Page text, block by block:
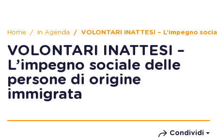
Home In Agenda VOLONTARI INATTESI – L’impegno
VOLONTARI INATTESI –
L’impegno sociale delle
persone di origine
immigrata
Condividi